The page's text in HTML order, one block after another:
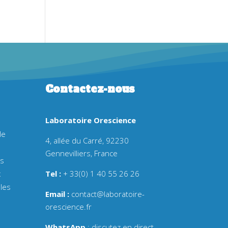
Contactez-nous
Laboratoire Orescience
4, allée du Carré, 92230
Gennevilliers, France
Tel : + 33(0) 1 40 55 26 26
Email : contact@laboratoire-
orescience.fr